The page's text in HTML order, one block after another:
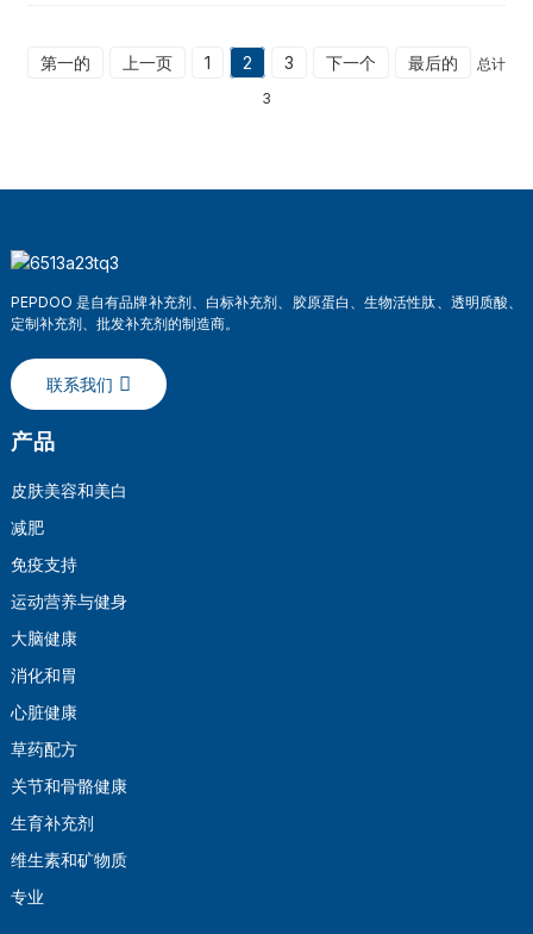
第一的 上一页 1 2 3 下一个 最后的
总计
3
PEPDOO 是自有品牌补充剂、白标补充剂、胶原蛋白、生物活性肽、透明质酸、
定制补充剂、批发补充剂的制造商。
联系我们
产品
皮肤美容和美白
减肥
免疫支持
运动营养与健身
大脑健康
消化和胃
心脏健康
草药配方
关节和骨骼健康
生育补充剂
维生素和矿物质
专业